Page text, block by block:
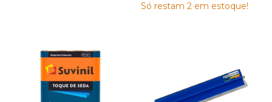
Só restam 2 em estoque!